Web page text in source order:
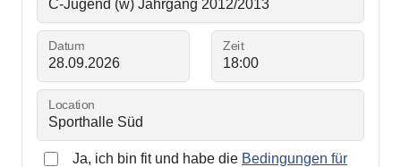
Datum Zeit
Location
Ja, ich bin fit und habe die Bedingungen für